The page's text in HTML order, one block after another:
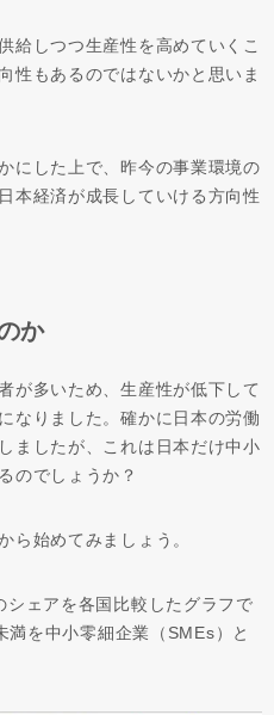
給しつつ生産性を高めていくこ
性もあるのではないかと思いま
にした上で、昨今の事業環境の
本経済が成長していける方向性
か
が多いため、生産性が低下して
なりました。確かに日本の労働
ましたが、これは日本だけ中小
のでしょうか？
ら始めてみましょう。
ェアを各国比較したグラフで
を中小零細企業（SMEs）と